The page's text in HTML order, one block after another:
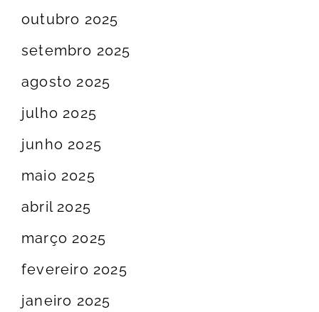
outubro 2025
setembro 2025
agosto 2025
julho 2025
junho 2025
maio 2025
abril 2025
março 2025
fevereiro 2025
janeiro 2025